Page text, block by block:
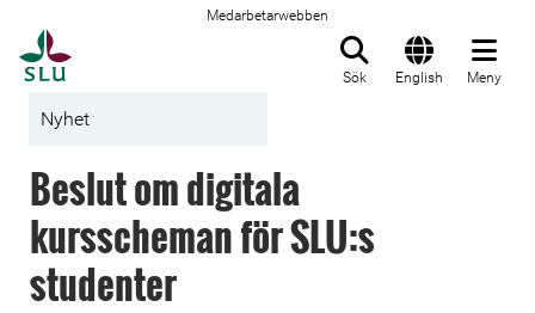
Medarbetarwebben
Sök English Meny
Nyhet
Beslut om digitala
kursscheman för SLU:s
studenter